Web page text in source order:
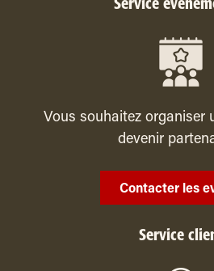
Service
Vous souhaitez organiser
devenir
Contacter les
Service